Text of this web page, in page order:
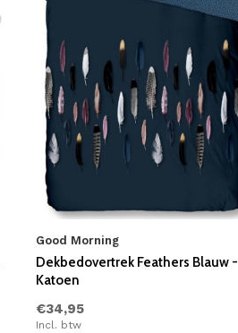
Good Morning
Dekbedovertrek Feathers Blauw -
Katoen
€34,95
Incl. btw